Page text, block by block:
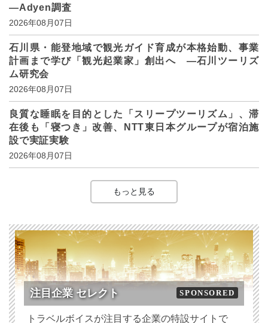
―Adyen調査
2026年08月07日
石川県・能登地域で観光ガイド育成が本格始動、事業
計画まで学び「観光起業家」創出へ ―石川ツーリズ
ム研究会
2026年08月07日
良質な睡眠を目的とした「スリープツーリズム」、滞
在後も「寝つき」改善、NTT東日本グループが宿泊施
設で実証実験
2026年08月07日
もっと見る
注目企業 セレクト SPONSORED
トラベルボイスが注目する企業の特設サイトで